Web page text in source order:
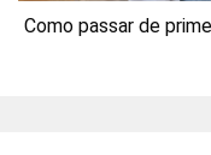
Como passar de